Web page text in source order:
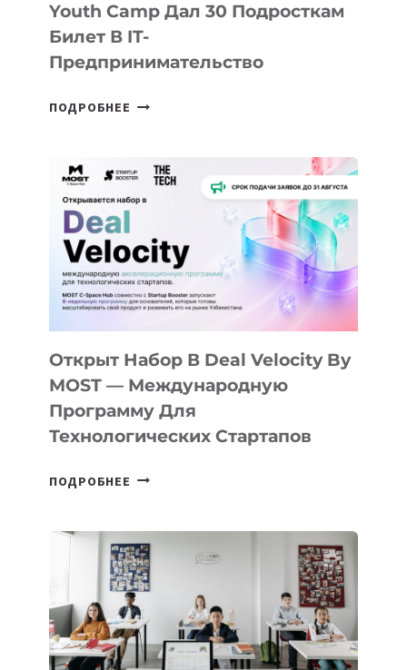
Youth Camp Дал 30 Подросткам
Билет В IT-
Предпринимательство
ПОДРОБНЕЕ ОТ
АЛМАТЫ:
AI
YOUTH
CAMP
ДАЛ
30
ПОДРОСТКАМ
БИЛЕТ
IT-
ПРЕДПРИНИМАТЕЛЬСТВО
Открыт Набор В Deal Velocity By
MOST — Международную
Программу Для
Технологических Стартапов
ПОДРОБНЕЕ ОТКРЫТ
DEAL
VELOCITY
BY
MOST
—
МЕЖДУНАРОДНУЮ